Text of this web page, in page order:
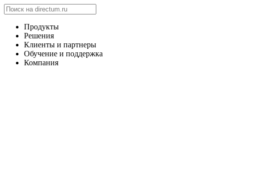
Продукты
Решения
Клиенты и партнеры
Обучение и поддержка
Компания